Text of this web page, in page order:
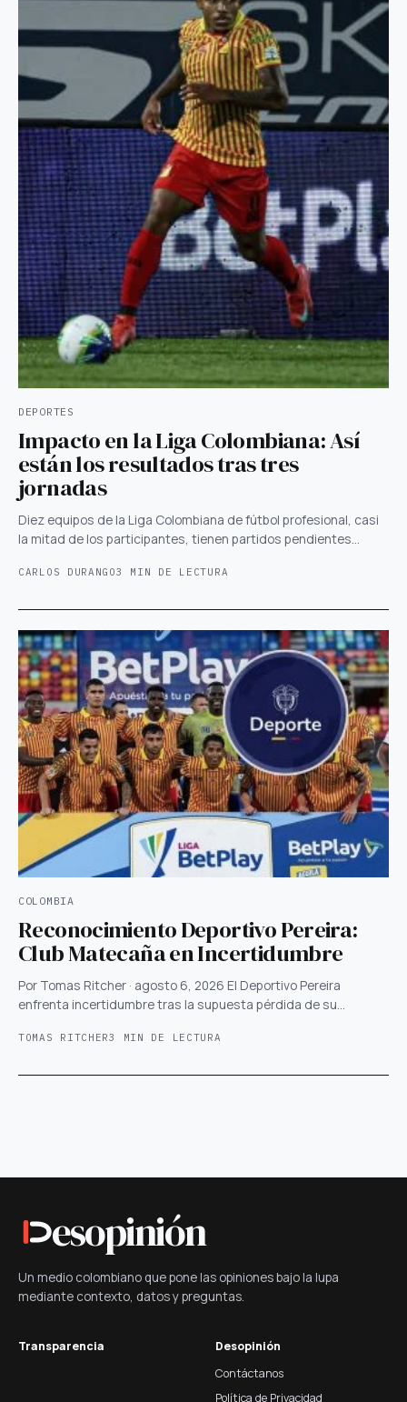
DEPORTES
Impacto en la Liga Colombiana: Así
están los resultados tras tres
jornadas
Diez equipos de la Liga Colombiana de fútbol profesional, casi
la mitad de los participantes, tienen partidos pendientes…
CARLOS DURANGO3 MIN DE LECTURA
COLOMBIA
Reconocimiento Deportivo Pereira:
Club Matecaña en Incertidumbre
Por Tomas Ritcher · agosto 6, 2026 El Deportivo Pereira
enfrenta incertidumbre tras la supuesta pérdida de su…
TOMAS RITCHER3 MIN DE LECTURA
esopinión
Un medio colombiano que pone las opiniones bajo la lupa
mediante contexto, datos y preguntas.
Transparencia
Desopinión
Contáctanos
Política de Privacidad